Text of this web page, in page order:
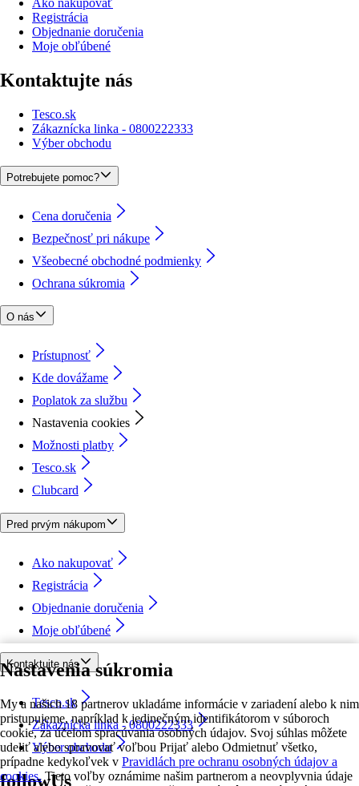
Nastavenia súkromia
My a našich 18 partnerov ukladáme informácie v zariadení alebo k nim
pristupujeme, napríklad k jedinečným identifikátorom v súboroch
cookie, za účelom spracúvania osobných údajov. Svoj súhlas môžete
udeliť alebo spravovať voľbou Prijať alebo Odmietnuť všetko,
prípadne kedykoľvek v Pravidlách pre ochranu osobných údajov a
cookies. Tieto voľby oznámime našim partnerom a neovplyvnia údaje
Ako nakupovať
Registrácia
Objednanie doručenia
Moje obľúbené
Kontaktujte nás
Tesco.sk
Zákaznícka linka - 0800222333
Výber obchodu
Potrebujete pomoc?
Cena doručenia
Bezpečnosť pri nákupe
Všeobecné obchodné podmienky
Ochrana súkromia
O nás
Prístupnosť
Kde dovážame
Poplatok za službu
Nastavenia cookies
Možnosti platby
Tesco.sk
Clubcard
Pred prvým nákupom
Ako nakupovať
Registrácia
Objednanie doručenia
Moje obľúbené
Kontaktujte nás
Tesco.sk
Zákaznícka linka - 0800222333
Výber obchodu
followUs